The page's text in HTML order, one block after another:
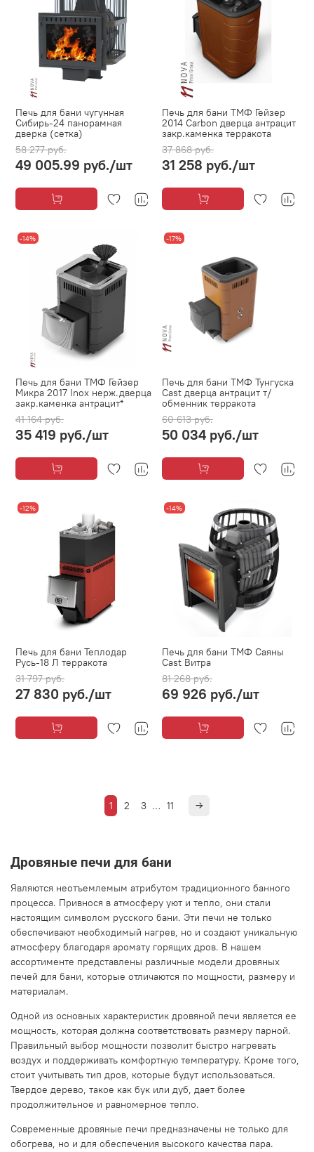
Печь для бани чугунная
Сибирь-24 панорамная
дверка (сетка)
58 277 руб.
49 005.99 руб./шт
Печь для бани ТМФ Гейзер
2014 Carbon дверца антрацит
закр.каменка терракота
37 868 руб.
31 258 руб./шт
-14%
Печь для бани ТМФ Гейзер
Микра 2017 Inox нерж.дверца
закр.каменка антрацит*
41 164 руб.
35 419 руб./шт
-17%
Печь для бани ТМФ Тунгуска
Cast дверца антрацит т/
обменник терракота
60 613 руб.
50 034 руб./шт
-12%
Печь для бани Теплодар
Русь-18 Л терракота
31 797 руб.
27 830 руб./шт
-14%
Печь для бани ТМФ Саяны
Cast Витра
81 268 руб.
69 926 руб./шт
1 2 3 … 11
Дровяные печи для бани
Являются неотъемлемым атрибутом традиционного банного
процесса. Привнося в атмосферу уют и тепло, они стали
настоящим символом русского бани. Эти печи не только
обеспечивают необходимый нагрев, но и создают уникальную
атмосферу благодаря аромату горящих дров. В нашем
ассортименте представлены различные модели дровяных
печей для бани, которые отличаются по мощности, размеру и
материалам.
Одной из основных характеристик дровяной печи является ее
мощность, которая должна соответствовать размеру парной.
Правильный выбор мощности позволит быстро нагревать
воздух и поддерживать комфортную температуру. Кроме того,
стоит учитывать тип дров, которые будут использоваться.
Твердое дерево, такое как бук или дуб, дает более
продолжительное и равномерное тепло.
Современные дровяные печи предназначены не только для
обогрева, но и для обеспечения высокого качества пара.